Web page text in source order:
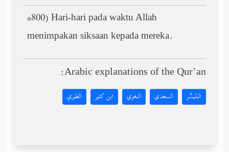
*800) Hari-hari pada waktu Allah
menimpakan siksaan kepada mereka.
Arabic explanations of the Qur’an:
المُيسَّر السعدي البغوي ابن كثير الطبري